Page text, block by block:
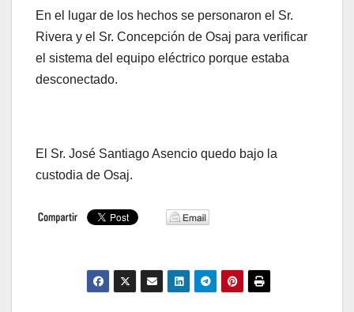
En el lugar de los hechos se personaron el Sr.
Rivera y el Sr. Concepción de Osaj para verificar
el sistema del equipo eléctrico porque estaba
desconectado.
El Sr. José Santiago Asencio quedo bajo la
custodia de Osaj.